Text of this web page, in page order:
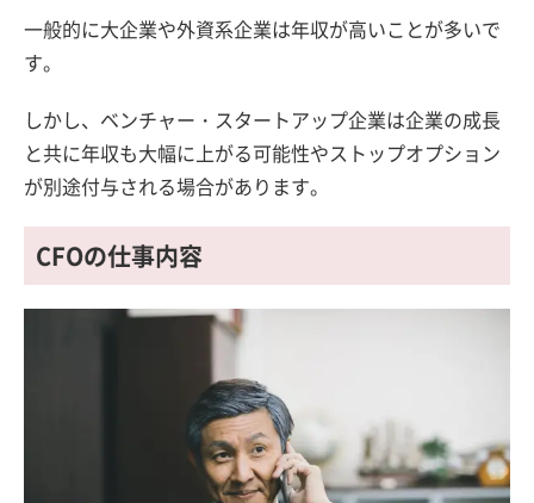
一般的に大企業や外資系企業は年収が高いことが多いで
す。
しかし、ベンチャー・スタートアップ企業は企業の成長
と共に年収も大幅に上がる可能性やストップオプション
が別途付与される場合があります。
CFOの仕事内容